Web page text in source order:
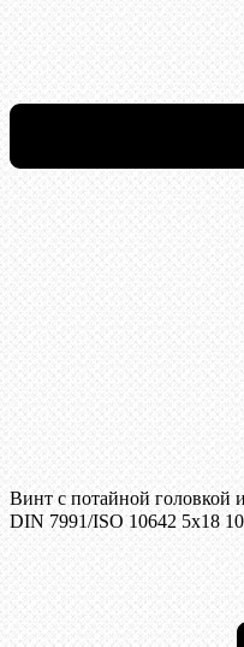
Винт с потайной головкой
DIN 7991/ISO 10642 5х18